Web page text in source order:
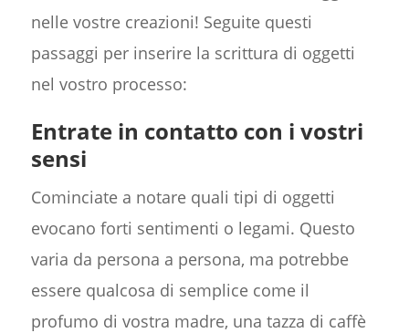
nelle vostre creazioni! Seguite questi
passaggi per inserire la scrittura di oggetti
nel vostro processo:
Entrate in contatto con i vostri
sensi
Cominciate a notare quali tipi di oggetti
evocano forti sentimenti o legami. Questo
varia da persona a persona, ma potrebbe
essere qualcosa di semplice come il
profumo di vostra madre, una tazza di caffè